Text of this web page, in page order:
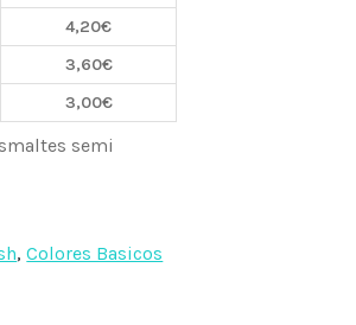
4,20€
3,60€
3,00€
semi
,Colores Basicos